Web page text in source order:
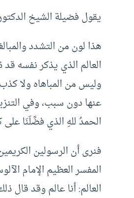
يقول فضيلة الشيخ
هذا لون من التشدد
العالم الذي يذكر نفسه
وليس من المباهاه ولا
عنها دون سبب، وفي
الحمدُ للهِ الذي فضَّلَنَا على
فنرى أن الرسولين
المفسر العظيم الإمام
العالم: أنا عالم وقد قال